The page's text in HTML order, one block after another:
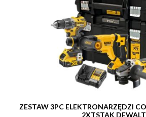
ZESTAW 3PC ELEKTRONARZĘDZI COMBO 18V 2×5.0AH
2XTSTAK DEWALT